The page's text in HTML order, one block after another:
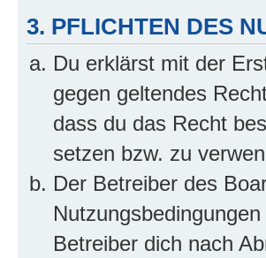
3. PFLICHTEN DES
Du erklärst mit der
gegen geltendes
dass du das Recht
setzen bzw. zu
Der Betreiber des
Betreiber dich nach